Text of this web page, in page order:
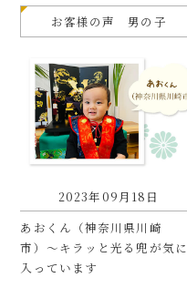
お客様の声 男の子
2023年09月18日
あおくん（神奈川県川崎
市）〜キラッと光る兜が気に
入っています